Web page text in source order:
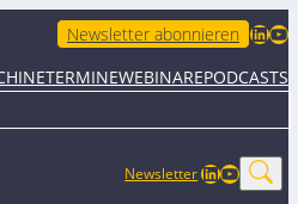
Newsletter abonnieren LinkedIn YouTube
TERMINEWEBINAREPODCASTS
NewsletterLinkedIn